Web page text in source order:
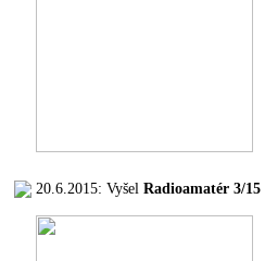
20.6.2015: Vyšel Radioamatér 3/15